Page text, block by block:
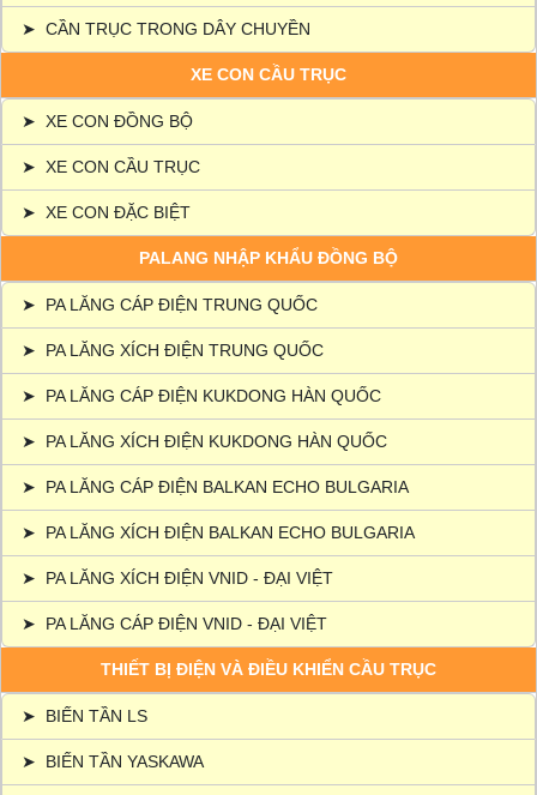
➤ CẦN TRỤC TRONG DÂY CHUYỀN
XE CON CẦU TRỤC
➤ XE CON ĐỒNG BỘ
➤ XE CON CẦU TRỤC
➤ XE CON ĐẶC BIỆT
PALANG NHẬP KHẨU ĐỒNG BỘ
➤ PA LĂNG CÁP ĐIỆN TRUNG QUỐC
➤ PA LĂNG XÍCH ĐIỆN TRUNG QUỐC
➤ PA LĂNG CÁP ĐIỆN KUKDONG HÀN QUỐC
➤ PA LĂNG XÍCH ĐIỆN KUKDONG HÀN QUỐC
➤ PA LĂNG CÁP ĐIỆN BALKAN ECHO BULGARIA
➤ PA LĂNG XÍCH ĐIỆN BALKAN ECHO BULGARIA
➤ PA LĂNG XÍCH ĐIỆN VNID - ĐẠI VIỆT
➤ PA LĂNG CÁP ĐIỆN VNID - ĐẠI VIỆT
THIẾT BỊ ĐIỆN VÀ ĐIỀU KHIỂN CẦU TRỤC
➤ BIẾN TẦN LS
➤ BIẾN TẦN YASKAWA